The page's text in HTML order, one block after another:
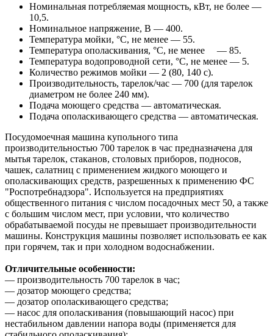
Номинальная потребляемая мощность, кВт, не более —
10,5.
Номинальное напряжение, В — 400.
Температура мойки, °С, не менее — 55.
Температура ополаскивания, °С, не менее — 85.
Температура водопроводной сети, °С, не менее — 5.
Количество режимов мойки — 2 (80, 140 с).
Производительность, тарелок/час — 700 (для тарелок
диаметром не более 240 мм).
Подача моющего средства — автоматическая.
Подача ополаскивающего средства — автоматическая.
Посудомоечная машина купольного типа
производительностью 700 тарелок в час предназначена для
мытья тарелок, стаканов, столовых приборов, подносов,
чашек, салатниц с применением жидкого моющего и
ополаскивающих средств, разрешенных к применению ФС
"Роспотребнадзора". Используется на предприятиях
общественного питания с числом посадочных мест 50, а также
с большим числом мест, при условии, что количество
обрабатываемой посуды не превышает производительности
машины. Конструкция машины позволяет использовать ее как
при горячем, так и при холодном водоснабжении.
Отличительные особенности:
— производительность 700 тарелок в час;
— дозатор моющего средства;
— дозатор ополаскивающего средства;
— насос для ополаскивания (повышающий насос) при
нестабильном давлении напора воды (применяется для